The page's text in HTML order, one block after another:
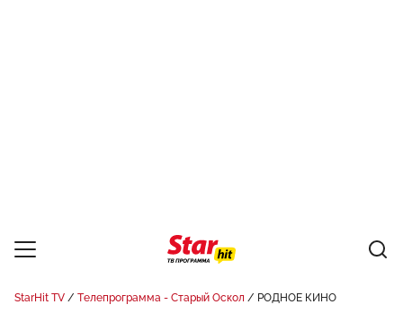
StarHit TV Телепрограмма - Старый Оскол РОДНОЕ КИНО